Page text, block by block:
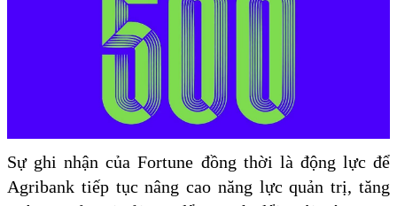
Sự ghi nhận của Fortune đồng thời là động lực để
Agribank tiếp tục nâng cao năng lực quản trị, tăng